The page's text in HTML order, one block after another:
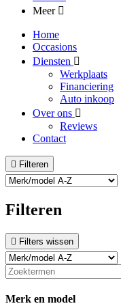
Meer
Home
Occasions
Diensten
Werkplaats
Financiering
Auto inkoop
Over ons
Reviews
Contact
Filteren
Filteren
Filters wissen
Merk en model